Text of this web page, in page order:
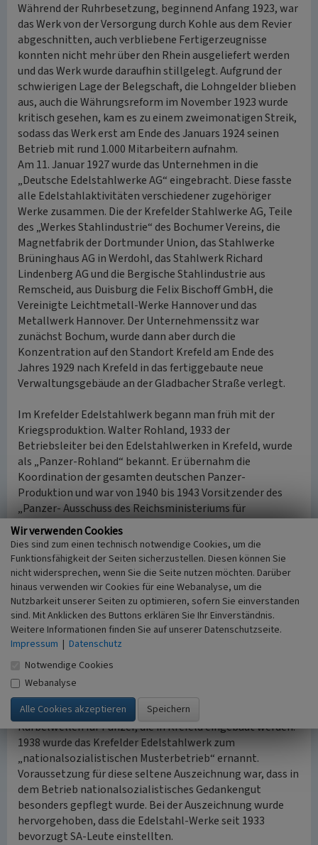
Während der Ruhrbesetzung, beginnend Anfang 1923, war
das Werk von der Versorgung durch Kohle aus dem Revier
abgeschnitten, auch verbliebene Fertigerzeugnisse
konnten nicht mehr über den Rhein ausgeliefert werden
und das Werk wurde daraufhin stillgelegt. Aufgrund der
schwierigen Lage der Belegschaft, die Lohngelder blieben
aus, auch die Währungsreform im November 1923 wurde
kritisch gesehen, kam es zu einem zweimonatigen Streik,
sodass das Werk erst am Ende des Januars 1924 seinen
Betrieb mit rund 1.000 Mitarbeitern aufnahm.
Am 11. Januar 1927 wurde das Unternehmen in die
„Deutsche Edelstahlwerke AG“ eingebracht. Diese fasste
alle Edelstahlaktivitäten verschiedener zugehöriger
Werke zusammen. Die der Krefelder Stahlwerke AG, Teile
des „Werkes Stahlindustrie“ des Bochumer Vereins, die
Magnetfabrik der Dortmunder Union, das Stahlwerke
Brüninghaus AG in Werdohl, das Stahlwerk Richard
Lindenberg AG und die Bergische Stahlindustrie aus
Remscheid, aus Duisburg die Felix Bischoff GmbH, die
Vereinigte Leichtmetall-Werke Hannover und das
Metallwerk Hannover. Der Unternehmenssitz war
zunächst Bochum, wurde dann aber durch die
Konzentration auf den Standort Krefeld am Ende des
Jahres 1929 nach Krefeld in das fertiggebaute neue
Verwaltungsgebäude an der Gladbacher Straße verlegt.
Im Krefelder Edelstahlwerk begann man früh mit der
Kriegsproduktion. Walter Rohland, 1933 der
Betriebsleiter bei den Edelstahlwerken in Krefeld, wurde
als „Panzer-Rohland“ bekannt. Er übernahm die
Koordination der gesamten deutschen Panzer-
Produktion und war von 1940 bis 1943 Vorsitzender des
„Panzer- Ausschuss des Reichsministeriums für
Bewaffnung und Munition“. Sein Nachfolger Dr. Heinz
Gehm seit Mai 1933 NSDAP-Mitglied, SA-Standartenführer,
Ratsherr in Krefeld und wurde zum
„Wehrwirtschaftsführer“ ernannt.
Bereits 1934 ging die Produktion weit über den Rahmen
der im „Kriegsgerätegesetz“ erlaubten Rüstungen hinaus.
Die Deutschen Edelstahlwerke entwickelten in
Zusammenarbeit mit der RWTH Aachen einen Werkstoff,
der in seiner Haltbarkeit für Panzer besonders geeignet
sein sollte. Das Ergebnis hieß Marathon-Stahl. Das
Edelstahlwerk Krefeld, stellt nun besonders zähe und
einschlagsichere Stahlpanzerplatten her. Das
angeschlossene Edelstahlwerk Remscheid fabriziert
Kurbelwellen für Panzer, die in Krefeld eingebaut werden.
1938 wurde das Krefelder Edelstahlwerk zum
„nationalsozialistischen Musterbetrieb“ ernannt.
Voraussetzung für diese seltene Auszeichnung war, dass in
dem Betrieb nationalsozialistisches Gedankengut
besonders gepflegt wurde. Bei der Auszeichnung wurde
hervorgehoben, dass die Edelstahl-Werke seit 1933
bevorzugt SA-Leute einstellten.
Wir verwenden Cookies
Dies sind zum einen technisch notwendige Cookies, um die
Funktionsfähigkeit der Seiten sicherzustellen. Diesen können Sie
nicht widersprechen, wenn Sie die Seite nutzen möchten. Darüber
hinaus verwenden wir Cookies für eine Webanalyse, um die
Nutzbarkeit unserer Seiten zu optimieren, sofern Sie einverstanden
sind. Mit Anklicken des Buttons erklären Sie Ihr Einverständnis.
Weitere Informationen finden Sie auf unserer Datenschutzseite.
Impressum | Datenschutz
Notwendige Cookies
Webanalyse